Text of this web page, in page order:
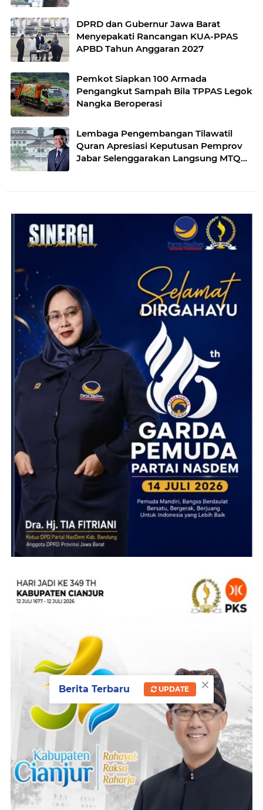
DPRD dan Gubernur Jawa Barat
Menyepakati Rancangan KUA-PPAS
APBD Tahun Anggaran 2027
Pemkot Siapkan 100 Armada
Pengangkut Sampah Bila TPPAS Legok
Nangka Beroperasi
Lembaga Pengembangan Tilawatil
Quran Apresiasi Keputusan Pemprov
Jabar Selenggarakan Langsung MTQ
×
Berita Terbaru UPDATE